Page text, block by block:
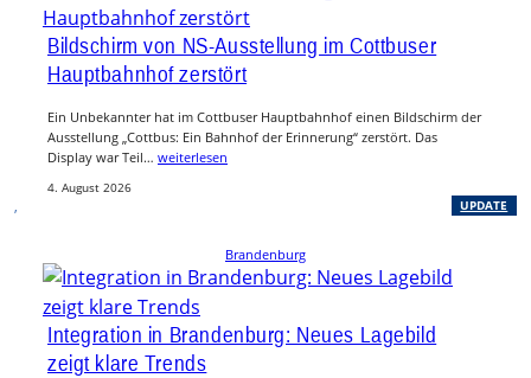
, UPDATE
Bildschirm von NS-Ausstellung im Cottbuser
Hauptbahnhof zerstört
Ein Unbekannter hat im Cottbuser Hauptbahnhof einen Bildschirm der
Ausstellung „Cottbus: Ein Bahnhof der Erinnerung“ zerstört. Das
Display war Teil… weiterlesen
4. August 2026
Brandenburg
Integration in Brandenburg: Neues Lagebild
zeigt klare Trends